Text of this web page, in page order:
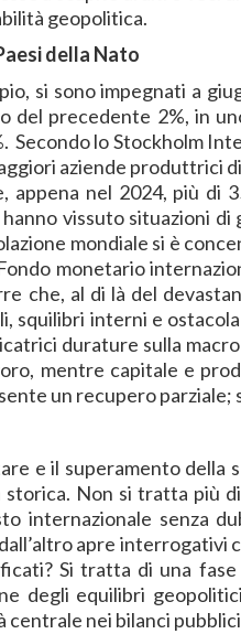
geopolitica.
della Nato
si sono impegnati a
del precedente 2%, in
Secondo lo Stockholm
aziende produttrici
appena nel 2024, più di
vissuto situazioni
mondiale si è
monetario
che, al di là del
squilibri interni e
durature sulla
mentre capitale e
un recupero
e il superamento della
storica. Non si tratta più
internazionale senza
apre
Si tratta di una
degli equilibri
nei bilanci